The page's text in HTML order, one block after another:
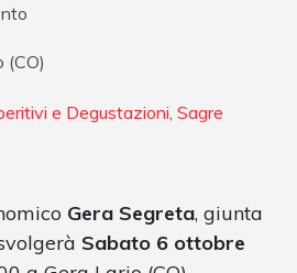
(CO)
e Degustazioni Sagre
Gera Segreta, giunta
Sabato 6 ottobre